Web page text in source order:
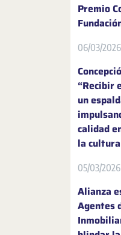
Premio
06/03/2026
“Recibir
un
calidad
la
05/03/2026
Alianza
Agentes